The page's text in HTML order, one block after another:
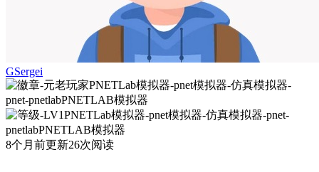
GSergei
8个月前更新26次阅读